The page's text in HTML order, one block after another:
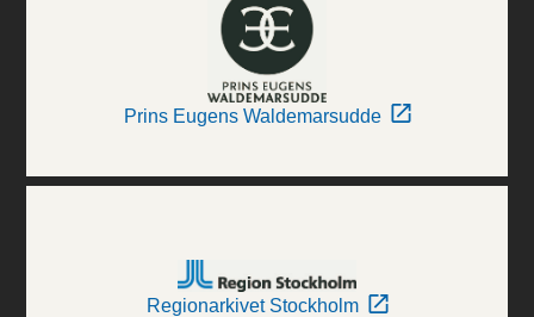
Prins Eugens Waldemarsudde
Regionarkivet Stockholm